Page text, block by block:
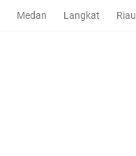
Medan Langkat Riau